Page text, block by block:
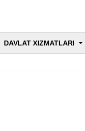
DAVLAT XIZMATLARI